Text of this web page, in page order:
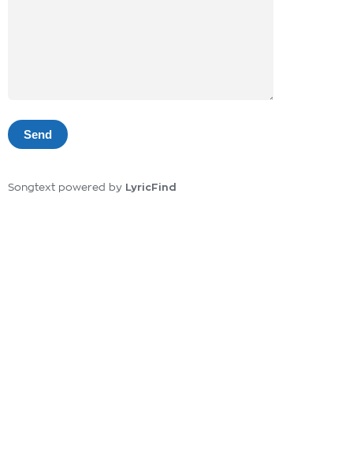
Songtext powered by LyricFind